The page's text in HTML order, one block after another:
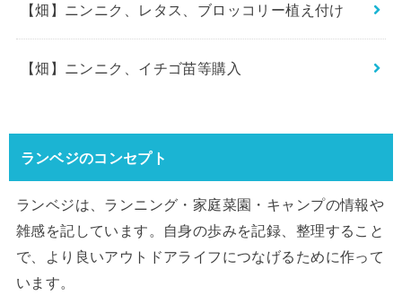
【畑】ニンニク、レタス、ブロッコリー植え付け
【畑】ニンニク、イチゴ苗等購入
ランベジのコンセプト
ランベジは、ランニング・家庭菜園・キャンプの情報や
雑感を記しています。自身の歩みを記録、整理すること
で、より良いアウトドアライフにつなげるために作って
います。